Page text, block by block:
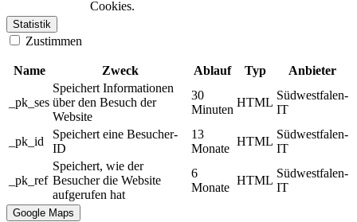
Cookies.
Statistik
Zustimmen
Name Zweck Ablauf Typ Anbieter
_pk_ses
Speichert Informationen
über den Besuch der
Website
30
Minuten
HTML
Südwestfalen-
IT
_pk_id
Speichert eine Besucher-
ID
13
Monate
HTML
Südwestfalen-
IT
_pk_ref
Speichert, wie der
Besucher die Website
aufgerufen hat
6
Monate
HTML
Südwestfalen-
IT
Google Maps